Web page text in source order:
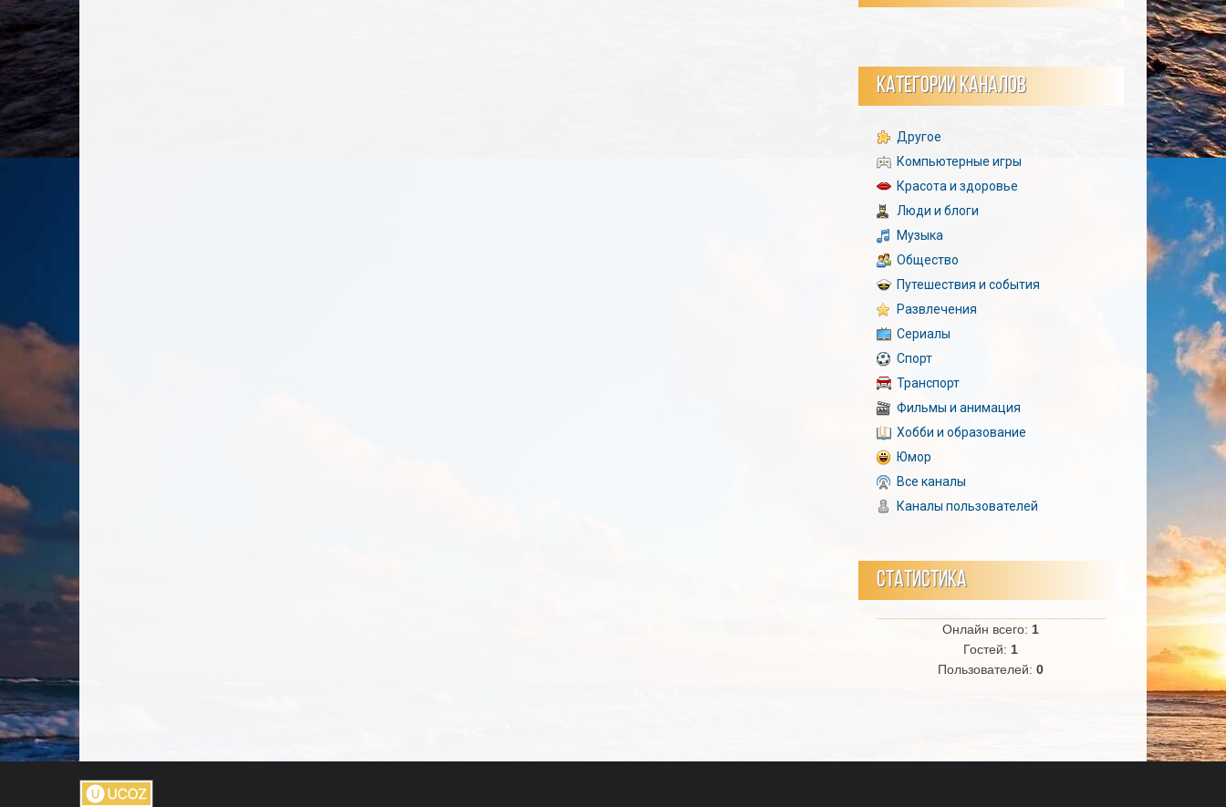
КАТЕГОРИИ КАНАЛОВ
Другое
Компьютерные игры
Красота и здоровье
Люди и блоги
Музыка
Общество
Путешествия и события
Развлечения
Сериалы
Спорт
Транспорт
Фильмы и анимация
Хобби и образование
Юмор
Все каналы
Каналы пользователей
СТАТИСТИКА
Онлайн всего: 1
Гостей: 1
Пользователей:0